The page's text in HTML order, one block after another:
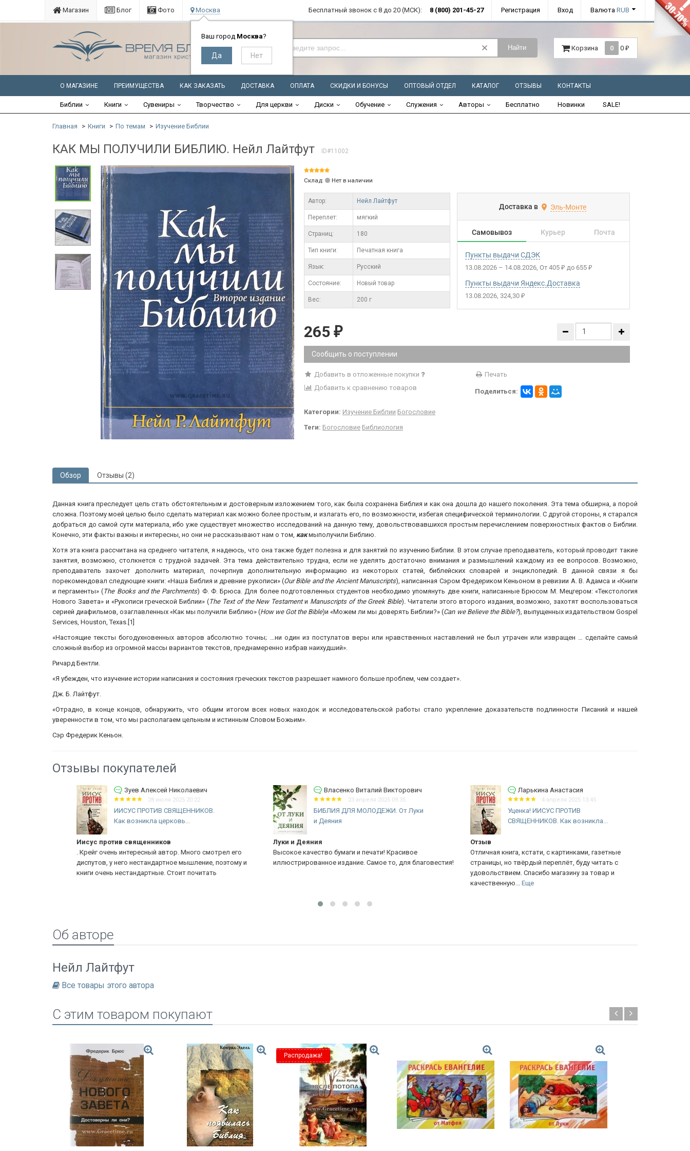
Магазин Блог Фото Москва
Ваш город Москва?
Бесплатный звонок с 8 до 20 (МСК): 8 (800) 201-45-27 Регистрация Вход Валюта RUB
Найти Корзина 0 0 ₽
О МАГАЗИНЕ ПРЕИМУЩЕСТВА КАК ЗАКАЗАТЬ ДОСТАВКА ОПЛАТА СКИДКИ И БОНУСЫ ОПТОВЫЙ ОТДЕЛ КАТАЛОГ ОТЗЫВЫ КОНТАКТЫ
Библии Книги Сувениры Творчество Для церкви Диски Обучение Служения Авторы Бесплатно Новинки SALE!
Главная Книги По темам Изучение Библии
КАК МЫ ПОЛУЧИЛИ БИБЛИЮ. Нейл Лайтфут ID#11002
Склад: Нет в наличии
Автор: Нейл Лайтфут
Переплет: мягкий
Cтраниц: 180
Тип книги: Печатная книга
Язык: Русский
Состояние: Новый товар
Вес: 200 г
Доставка в Эль-Монте
Самовывоз Курьер Почта
Пункты выдачи СДЭК
13.08.2026 – 14.08.2026 От 405₽ до 655₽
Пункты выдачи Яндекс.Доставка
13.08.2026 324,30₽
265 ₽
Сообщить о поступлении
Добавить в отложенные покупки
Печать
Добавить к сравнению товаров
Поделиться:
Категории: Изучение Библии Богословие
Теги: Богословие Библиология
Обзор Отзывы (2)
Данная книга преследует цель стать обстоятельным и достоверным изложением того, как была сохранена Библия и как она дошла до нашего поколения. Эта тема обширна, а порой
сложна. Поэтому моей целью было сделать материал как можно более простым, и излагать его, по возможности, избегая специфической терминологии. С другой стороны, я старался
добраться до самой сути материала, ибо уже существует множество исследований на данную тему, довольствовавшихся простым перечислением поверхностных фактов о Библии.
Конечно, эти факты важны и интересны, но они не рассказывают нам о том, какмыполучили Библию.
Хотя эта книга рассчитана на среднего читателя, я надеюсь, что она также будет полезна и для занятий по изучению Библии. В этом случае преподаватель, который проводит такие
занятия, возможно, столкнется с трудной задачей. Эта тема действительно трудна, если не уделять достаточно внимания и размышлений каждому из ее вопросов. Возможно,
преподаватель захочет дополнить материал, почерпнув дополнительную информацию из некоторых статей, библейских словарей и энциклопедий. В данной связи я бы
порекомендовал следующие книги: «Наша Библия и древние рукописи» (Our Bible and the Ancient Manuscripts),написанная Сэром Фредериком Кеньоном в ревизии А. В. Адамса и «Книги
и пергаменты» (The Books and the Parchments) Ф. Ф. Брюса. Для более подготовленных студентов необходимо упомянуть две книги, написанные Брюсом М. Мецгером: «Текстология
Нового Завета» и «Рукописи греческой Библии» (The Text of the New Testamentи Manuscripts of the Greek Bible). Читатели этого второго издания, возможно, захотят воспользоваться
серией диафильмов, озаглавленных «Как мы получили Библию» (How we Got the Bible)и «Можем ли мы доверять Библии?» (Can we Believe the Bible?), выпущенных издательством Gospel
Services, Houston, Texas.[1]
«Настоящие тексты богодухновенных авторов абсолютно точны; …ни один из постулатов веры или нравственных наставлений не был утрачен или извращен … сделайте самый
сложный выбор из огромной массы вариантов текстов, преднамеренно избрав наихудший».
Ричард Бентли.
«Я убежден, что изучение истории написания и состояния греческих текстов разрешает намного больше проблем, чем создает».
Дж. Б. Лайтфут.
«Отрадно, в конце концов, обнаружить, что общим итогом всех новых находок и исследовательской работы стало укрепление доказательств подлинности Писаний и нашей
уверенности в том, что мы располагаем цельным и истинным Словом Божьим».
Сэр Фредерик Кеньон.
Отзывы покупателей
Зуев Алексей Николаевич
28 июля 2025 20:22
ИИСУС ПРОТИВ СВЯЩЕННИКОВ.
Как возникла церковь...
Иисус против священников
. Крейг очень интересный автор. Много смотрел его
диспутов, у него нестандартное мышление, поэтому и
книги очень нестандартные. Стоит почитать
Власенко Виталий Викторович
23 апреля 2025 09:35
БИБЛИЯ ДЛЯ МОЛОДЕЖИ. От Луки
и Деяния
Луки и Деяния
Высокое качество бумаги и печати! Красивое
иллюстрированное издание. Самое то, для благовестия!
Ларькина Анастасия
4 апреля 2025 13:45
Уценка! ИИСУС ПРОТИВ
СВЯЩЕННИКОВ. Как возникла...
Отзыв
Отличная книга, кстати, с картинками, газетные
страницы, но твёрдый переплёт, буду читать с
удовольствием. Спасибо магазину за товар и
качественную...Еще
Об авторе
Нейл Лайтфут
Все товары этого автора
C этим товаром покупают
Распродажа!